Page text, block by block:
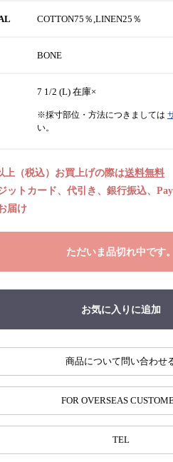
COTTON75％,LINEN25％
BONE
7 1/2 (L) 在庫×
※採寸部位・方法につきましては
い。
上（税込）お買上げの際は送料無料
ットカード、代引き、銀行振込、
届け
ただいま品切れ中です。
お気に入りに追加
商品について問い合わせ
FOR OVERSEAS
TEL